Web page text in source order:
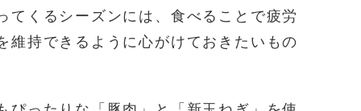
てくるシーズンには、食べることで疲労
維持できるように心がけておきたいもの